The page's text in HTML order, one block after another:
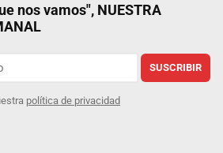
nos vamos", NUESTRA
SUSCRIBIR
política de privacidad